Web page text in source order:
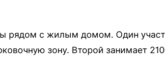
рядом с жилым домом. Один
зону. Второй занимает